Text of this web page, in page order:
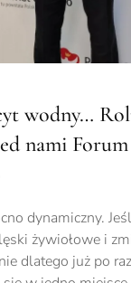
wodny…
nami
dynamiczny.
żywiołowe i
dlatego już po